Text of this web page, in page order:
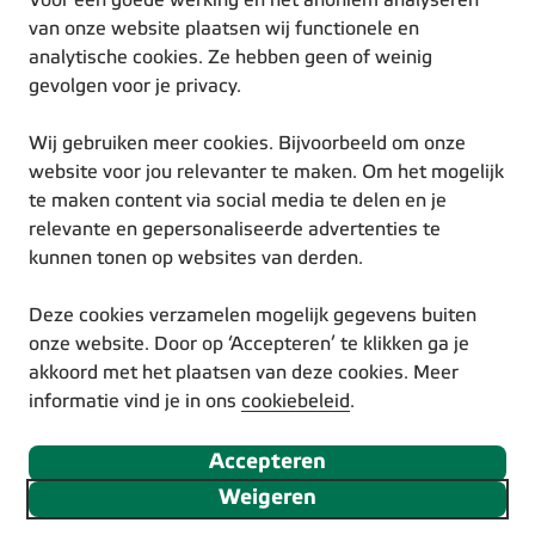
Duurzame inspiratie
© Eneco 2025
Voorwaarden
Privacystatement
Disclaimer
Responsible Disclosure
Toegankelijkheidsverklaring
Volg ons via social media
van onze website plaatsen wij functionele en
analytische cookies. Ze hebben geen of weinig
gevolgen voor je privacy.
Wij gebruiken meer cookies. Bijvoorbeeld om onze
website voor jou relevanter te maken. Om het mogelijk
te maken content via social media te delen en je
relevante en gepersonaliseerde advertenties te
kunnen tonen op websites van derden.
Deze cookies verzamelen mogelijk gegevens buiten
onze website. Door op ‘Accepteren’ te klikken ga je
akkoord met het plaatsen van deze cookies. Meer
informatie vind je in ons cookiebeleid.
Accepteren
Weigeren